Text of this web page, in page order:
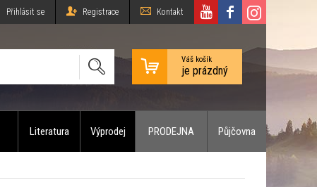
Přihlásit se Registrace Kontakt
Váš košík
je prázdný
Literatura Výprodej PRODEJNA Půjčovna